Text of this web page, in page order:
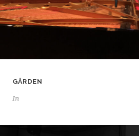
GÅRDEN
In